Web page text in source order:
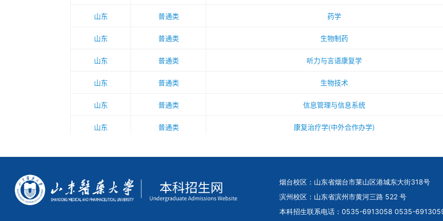
烟台校区：山东省烟台市莱山区港城东大街318号
滨州校区：山东省滨州市黄河三路 522 号
本科招生联系电话：0535-6913058 0535-